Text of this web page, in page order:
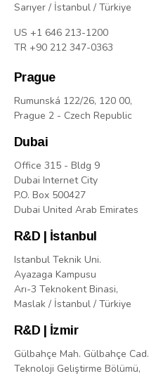
Sarıyer / İstanbul / Türkiye
US +1 646 213-1200
TR +90 212 347-0363
Prague
Rumunská 122/26, 120 00,
Prague 2 - Czech Republic
Dubai
Office 315 - Bldg 9
Dubai Internet City
P.O. Box 500427
Dubai United Arab Emirates
R&D | İstanbul
Istanbul Teknik Uni.
Ayazaga Kampusu
Arı-3 Teknokent Binasi,
Maslak / İstanbul / Türkiye
R&D | İzmir
Gülbahçe Mah. Gülbahçe Cad.
Teknoloji Geliştirme Bölümü,